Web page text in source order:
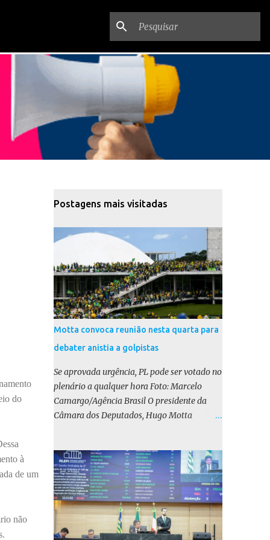
do
à
de um
não
Postagens mais visitadas
Motta convoca reunião nesta quarta para
debater anistia a golpistas
Se aprovada urgência, PL pode ser votado no
plenário a qualquer hora Foto: Marcelo
Camargo/Agência Brasil O presidente da
Câmara dos Deputados, Hugo Motta
líderes para discutir a votação da urgência
para o projeto de lei (PL) que prevê a anistia
aos condenados por tentativa de golpe de
Estado. Motta disse, em uma rede social, que
a reunião vai “deliberar sobre a urgência dos
projetos que tratam do acontecido em 8 de